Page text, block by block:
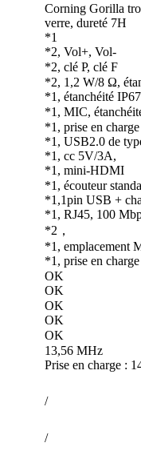
Corning Gorilla
verre, dureté 7H
*1
*2, Vol+, Vol-
*2, clé P, clé F
*2, 1,2 W/8 Ω,
*1, étanchéité IP67
*1, MIC,
*1, prise en
*1, USB2.0 de
*1, cc 5V/3A,
*1, mini-HDMI
*1, écouteur
*1,1pin USB +
*1, RJ45, 100
*2，
*1, emplacement
*1, prise en
OK
OK
OK
OK
OK
13,56 MHz
Prise en charge :
/
/